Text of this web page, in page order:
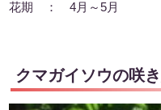
花期 ： 4月～5月
クマガイソウの咲